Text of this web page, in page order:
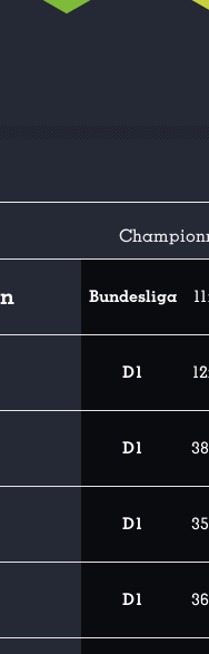
Bundesliga
D1
D1
D1
D1